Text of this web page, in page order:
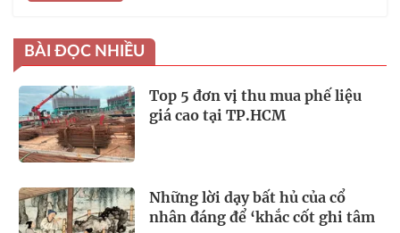
BÀI ĐỌC NHIỀU
Top 5 đơn vị thu mua phế liệu
giá cao tại TP.HCM
Những lời dạy bất hủ của cổ
nhân đáng để ‘khắc cốt ghi tâm